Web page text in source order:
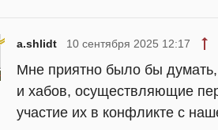
a.shlidt 10 сентября 2025 12:17
Мне приятно было бы
и хабов, осуществляющие
участие их в конфликте с